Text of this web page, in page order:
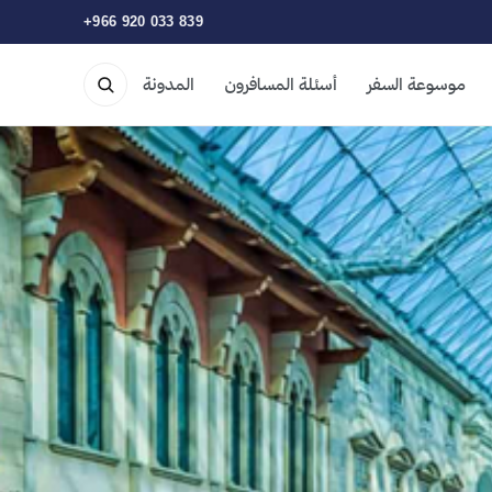
+966 920 033 839
موسوعة السفر أسئلة المسافرون المدونة